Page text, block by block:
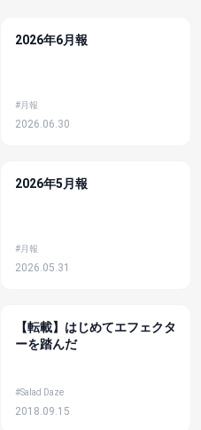
2026年6月報
#月報
2026.06.30
2026年5月報
#月報
2026.05.31
【転載】はじめてエフェクタ
ーを踏んだ
#Salad Daze
2018.09.15